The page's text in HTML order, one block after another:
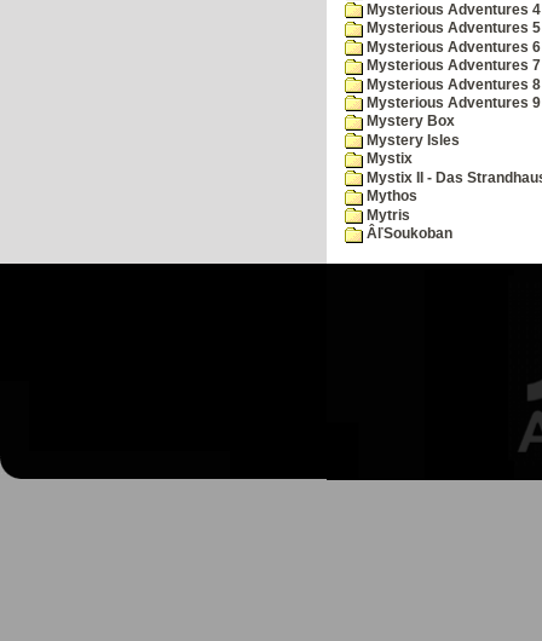
Mysterious Adventures
Mysterious Adventures
Mysterious Adventures
Mysterious Adventures
Mysterious Adventures
Mysterious Adventures
Mystery Box
Mystery Isles
Mystix
Mystix II - Das
Mythos
Mytris
ÂľSoukoban